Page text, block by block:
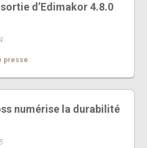
d’Edimakor 4.8.0
presse
numérise la durabilité